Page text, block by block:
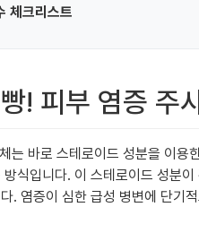
체크리스트
! 피부 염증 주
는 바로 스테로이드 성분을 이
식입니다. 이 스테로이드 성분
. 염증이 심한 급성 병변에 단기